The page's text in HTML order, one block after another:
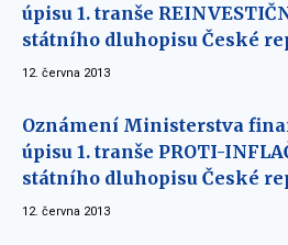
úpisu 1. tranše
státního dluhopisu České
12. června 2013
Oznámení Ministerstva
úpisu 1. tranše PROTI-
státního dluhopisu České
12. června 2013